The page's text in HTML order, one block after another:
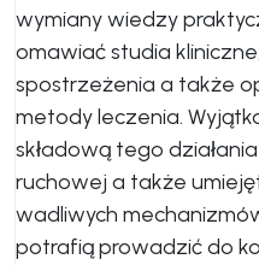
wymiany wiedzy
omawiać studia
spostrzeżenia a także
metody leczenia.
składową tego
ruchowej a także
wadliwych
potrafią prowadzić do